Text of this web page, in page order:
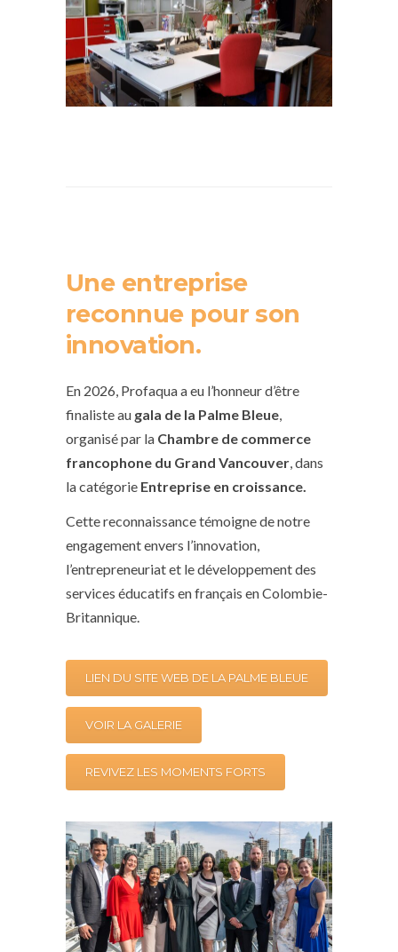
Une entreprise
reconnue pour son
innovation.
En 2026, Profaqua a eu l’honneur d’être
finaliste au gala de la Palme Bleue,
organisé par la Chambre de commerce
francophone du Grand Vancouver, dans
la catégorie Entreprise en croissance.
Cette reconnaissance témoigne de notre
engagement envers l’innovation,
l’entrepreneuriat et le développement des
services éducatifs en français en Colombie-
Britannique.
LIEN DU SITE WEB DE LA PALME BLEUE
VOIR LA GALERIE
REVIVEZ LES MOMENTS FORTS